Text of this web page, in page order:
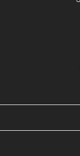
Ürün
Ürün
Ürün fiyatı